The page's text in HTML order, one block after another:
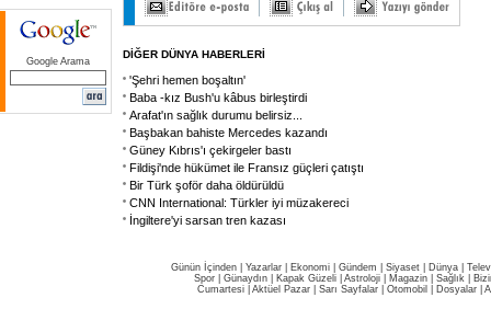
Google Arama
DİĞER DÜNYA HABERLERİ
'Şehri hemen boşaltın'
Baba -kız Bush'u kâbus birleştirdi
Arafat'ın sağlık durumu belirsiz...
Başbakan bahiste Mercedes kazandı
Güney Kıbrıs'ı çekirgeler bastı
Fildişi'nde hükümet ile Fransız güçleri çatıştı
Bir Türk şoför daha öldürüldü
CNN International: Türkler iyi müzakereci
İngiltere'yi sarsan tren kazası
Günün İçinden Yazarlar Ekonomi Gündem Siyaset Dünya |
Spor
Günaydın Kapak Güzeli Astroloji Magazin Sağlık
Cumartesi| Aktüel Pazar| Sarı Sayfalar| Otomobil Dosyalar|